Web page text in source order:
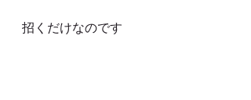
招くだけなのです